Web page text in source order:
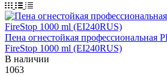
Пена огнестойкая профессиональная
FireStop 1000 ml (EI240RUS)
В наличии
1063